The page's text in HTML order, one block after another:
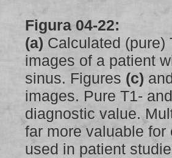
Figura 04-22:
(a) Calculated
images of a patient
sinus. Figures (c)
images. Pure T1-
diagnostic value.
far more valuable
used in patient